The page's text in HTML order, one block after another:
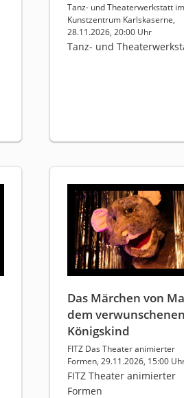
Tanz- und Theaterwerkstatt im
Kunstzentrum Karlskaserne,
28.11.2026, 20:00 Uhr
Tanz- und
Das Märchen von
dem verwunschenen
Königskind
FITZ Das Theater animierter
Formen, 29.11.2026, 15:00
FITZ Theater animierter
Formen